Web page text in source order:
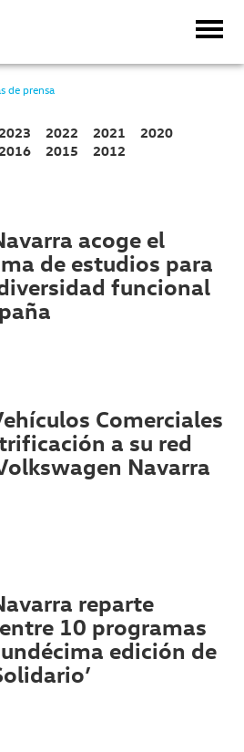
de prensa
2022 2021
2020
2015 2012
acoge el
de estudios para
funcional
Comerciales
a su red
Navarra
reparte
10 programas
edición de